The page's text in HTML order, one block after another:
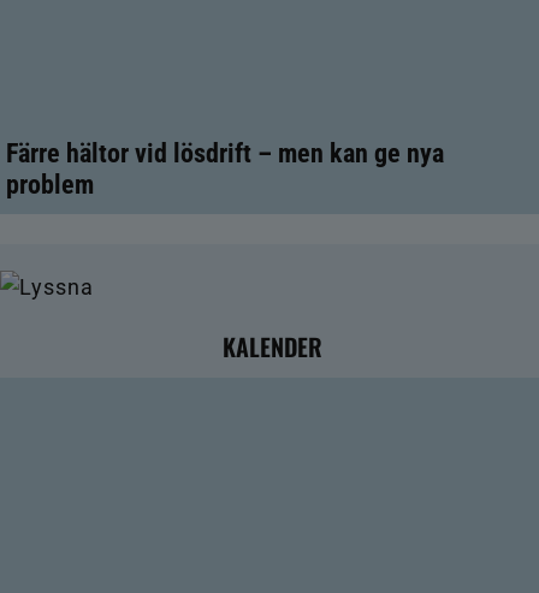
Färre hältor vid lösdrift – men kan ge nya
problem
KALENDER